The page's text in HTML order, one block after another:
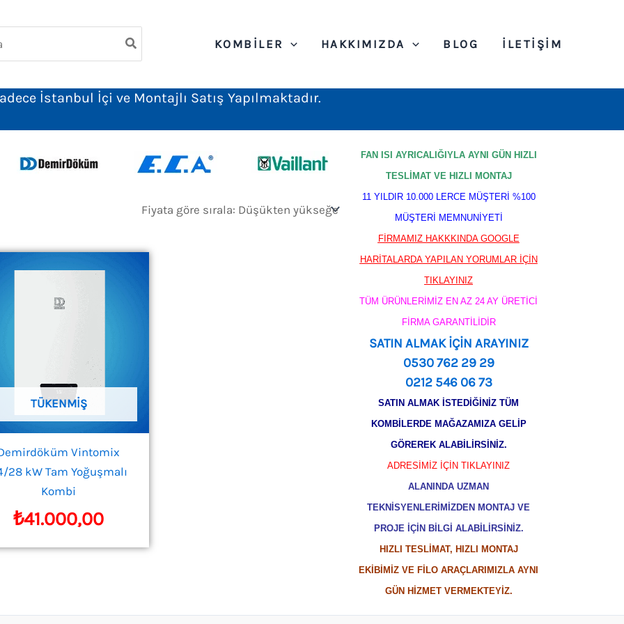
KOMBILER HAKKIMIZDA BLOG İLETIŞIM
İstanbul İçi ve Montajlı Satış Yapılmaktadır.
TÜKENMIŞ
Vintomix
28 kW Tam Yoğuşmalı
Kombi
₺41.000,00
FAN ISI AYRICALIĞIYLA AYNI GÜN HIZLI
TESLİMAT VE HIZLI MONTAJ
11 YILDIR 10.000 LERCE MÜŞTERİ %100
MÜŞTERİ MEMNUNİYETİ
FİRMAMIZ HAKKKINDA GOOGLE
HARİTALARDA YAPILAN YORUMLAR İÇİN
TIKLAYINIZ
TÜM ÜRÜNLERİMİZ EN AZ 24 AY ÜRETİCİ
FİRMA GARANTİLİDİR
SATIN ALMAK İÇİN ARAYINIZ
0530 762 29 29
0212 546 06 73
SATIN ALMAK İSTEDİĞİNİZ TÜM
KOMBİLERDE MAĞAZAMIZA GELİP
GÖREREK ALABİLİRSİNİZ.
ADRESİMİZ İÇİN TIKLAYINIZ
ALANINDA UZMAN
TEKNİSYENLERİMİZDEN MONTAJ VE
PROJE İÇİN BİLGİ ALABİLİRSİNİZ.
HIZLI TESLİMAT, HIZLI MONTAJ
EKİBİMİZ VE FİLO ARAÇLARIMIZLA AYNI
GÜN HİZMET VERMEKTEYİZ.